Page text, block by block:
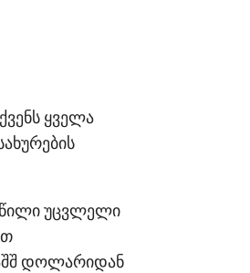
ყველა
წილი უცვლელი
დოლარიდან